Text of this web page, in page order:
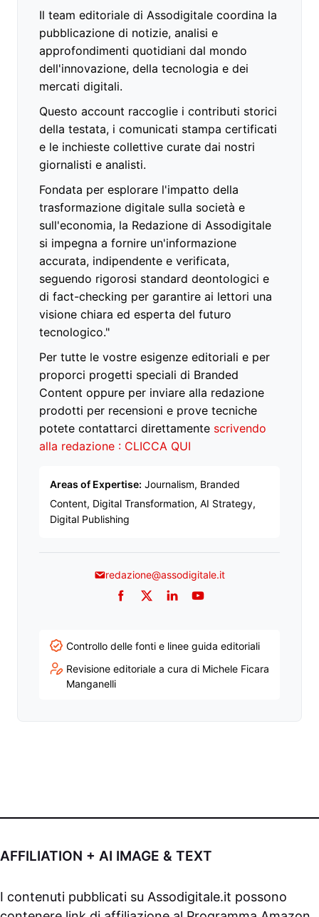
Il team editoriale di Assodigitale coordina la
pubblicazione di notizie, analisi e
approfondimenti quotidiani dal mondo
dell'innovazione, della tecnologia e dei
mercati digitali.
Questo account raccoglie i contributi storici
della testata, i comunicati stampa certificati
e le inchieste collettive curate dai nostri
giornalisti e analisti.
Fondata per esplorare l'impatto della
trasformazione digitale sulla società e
sull'economia, la Redazione di Assodigitale
si impegna a fornire un'informazione
accurata, indipendente e verificata,
seguendo rigorosi standard deontologici e
di fact-checking per garantire ai lettori una
visione chiara ed esperta del futuro
tecnologico."
Per tutte le vostre esigenze editoriali e per
proporci progetti speciali di Branded
Content oppure per inviare alla redazione
prodotti per recensioni e prove tecniche
potete contattarci direttamente scrivendo
alla redazione : CLICCA QUI
Areas of Expertise: Journalism, Branded
Content, Digital Transformation, AI Strategy,
Digital Publishing
redazione@assodigitale.it
Facebook
TwitterLinkedInYouTube
Controllo delle fonti e linee guida editoriali
Revisione editoriale a cura di Michele Ficara
Manganelli
AFFILIATION + AI IMAGE & TEXT
I contenuti pubblicati su Assodigitale.it possono